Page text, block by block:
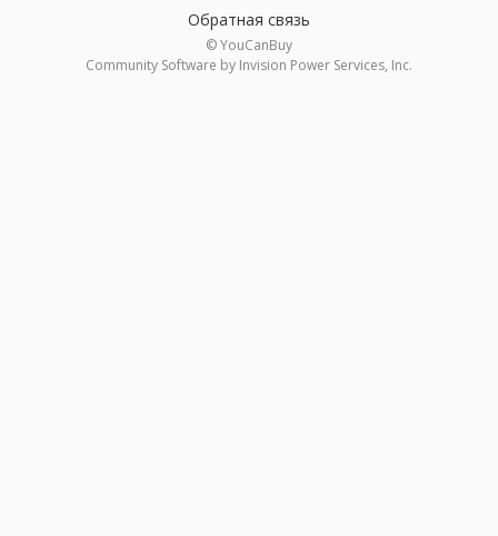
Обратная связь
© YouCanBuy
Community Software by Invision Power Services, Inc.